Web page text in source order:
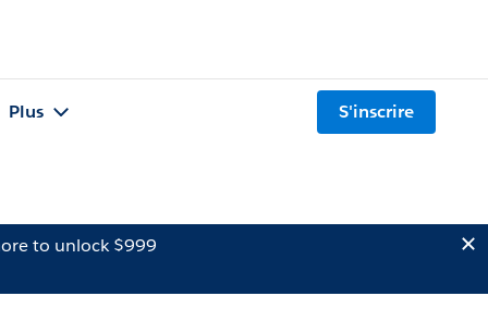
Plus S'inscrire
to unlock $999